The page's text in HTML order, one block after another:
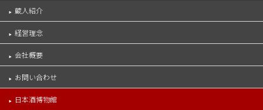
蔵人紹介
経営理念
会社概要
お問い合わせ
日本酒博物館